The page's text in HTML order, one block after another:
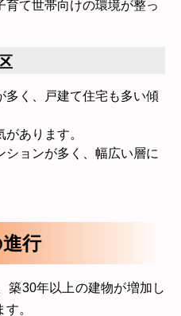
育て世帯向けの環境が整っ
多く、戸建て住宅も多い傾
あります。
ションが多く、幅広い層に
行
築30年以上の建物が増加し
。